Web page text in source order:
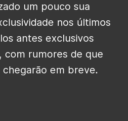
um pouco sua
nos últimos
antes exclusivos
com rumores de que
chegarão em breve.